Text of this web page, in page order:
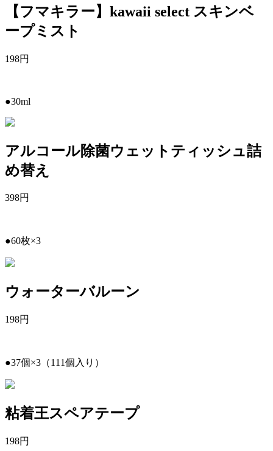
【フマキラー】kawaii select スキンベ
ープミスト
198円
●30ml
アルコール除菌ウェットティッシュ詰
め替え
398円
●60枚×3
ウォーターバルーン
198円
●37個×3（111個入り）
粘着王スペアテープ
198円